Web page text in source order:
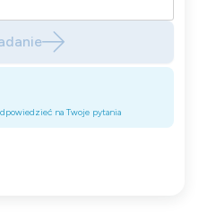
na Twoje pytania